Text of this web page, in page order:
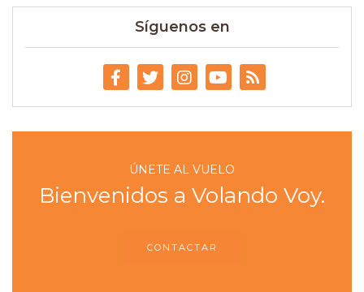
Síguenos en
ÚNETE AL VUELO
Bienvenidos a Volando Voy.
CONTACTAR